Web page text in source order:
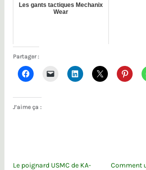
Les gants tactiques Mechanix
Wear
Partager :
J’aime ça :
Le poignard USMC de KA-
Comment